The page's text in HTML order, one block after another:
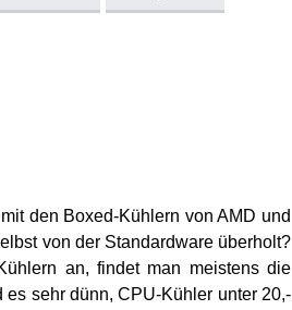
den Boxed-Kühlern von AMD und
von der Standardware überholt?
an, findet man meistens die
sehr dünn, CPU-Kühler unter 20,-